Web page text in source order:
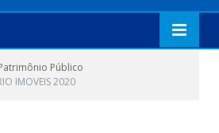
Público
IMOVEIS 2020